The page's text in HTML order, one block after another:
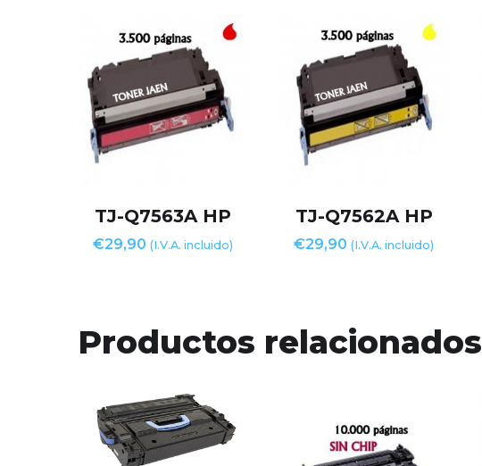
TJ-Q7563A HP
€29,90 (I.V.A. incluido)
TJ-Q7562A HP
€29,90 (I.V.A. incluido)
Productos relacionados